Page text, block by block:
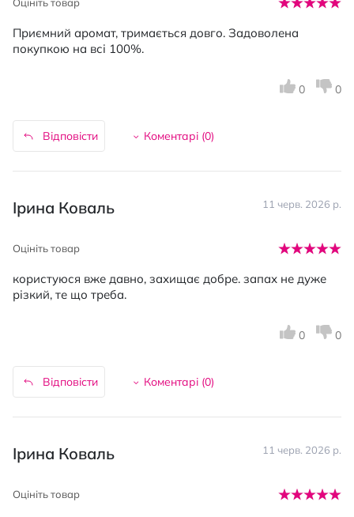
Приємний аромат, тримається довго. Задоволена
покупкою на всі 100%.
Відповісти Коментарі (0)
0 0
Ірина Коваль 11 черв. 2026 р.
Оцініть товар
користуюся вже давно, захищає добре. запах не дуже
різкий, те що треба.
Відповісти Коментарі (0)
0 0
Ірина Коваль 11 черв. 2026 р.
Оцініть товар